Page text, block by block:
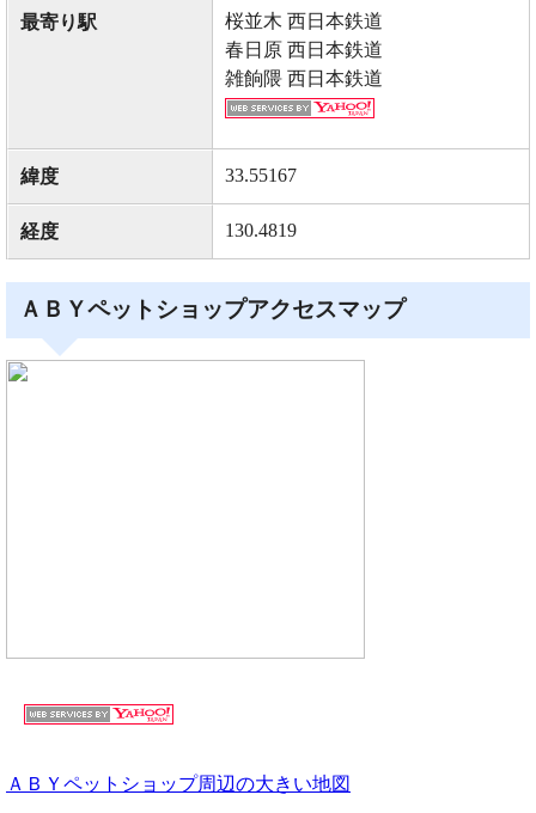
最寄り駅
桜並木 西日本鉄道
春日原 西日本鉄道
雑餉隈 西日本鉄道
緯度 33.55167
経度 130.4819
ＡＢＹペットショップアクセスマップ
ＡＢＹペットショップ周辺の大きい地図